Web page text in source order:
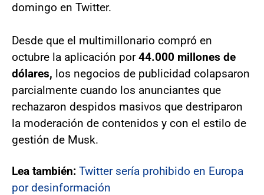
domingo en Twitter.
Desde que el multimillonario compró en
octubre la aplicación por44.000 millones de
dólares, los negocios de publicidad colapsaron
parcialmente cuando los anunciantes que
rechazaron despidos masivos que destriparon
la moderación de contenidos y con el estilo de
gestión de Musk.
Lea también: Twitter sería prohibido en Europa
por desinformación